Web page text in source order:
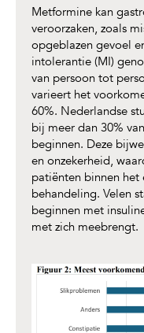
Metformine kan
veroorzaken, zoals
opgeblazen gevoel
intolerantie (MI)
van persoon tot
varieert het
60%. Nederlandse
bij meer dan 30%
beginnen. Deze
en onzekerheid,
patiënten binnen
behandeling. Velen
beginnen met
met zich meebrengt.